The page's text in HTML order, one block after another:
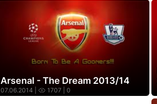
Arsenal - The Dream 2013/14
07.06.2014 | 1707 | 0